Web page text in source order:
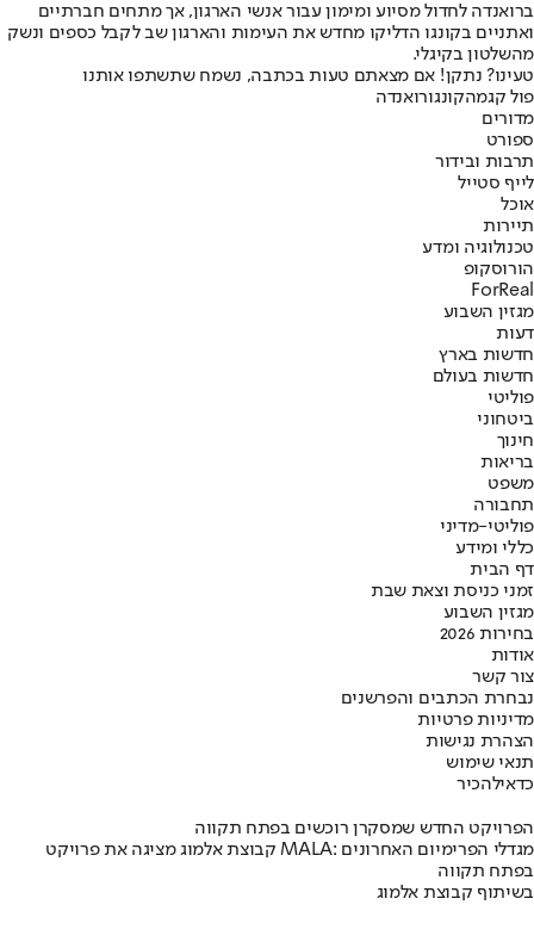
ברואנדה לחדול מסיוע ומימון עבור אנשי הארגון, אך מתחים חברתיים
ואתניים בקונגו הדליקו מחדש את העימות והארגון שב לקבל כספים ונשק
מהשלטון בקיגלי.
טעינו? נתקן! אם מצאתם טעות בכתבה, נשמח שתשתפו אותנו
פול קגמהקונגורואנדה
מדורים
ספורט
תרבות ובידור
לייף סטייל
אוכל
תיירות
טכנולוגיה ומדע
הורוסקופ
ForReal
מגזין השבוע
דעות
חדשות בארץ
חדשות בעולם
פוליטי
ביטחוני
חינוך
בריאות
משפט
תחבורה
פוליטי-מדיני
כללי ומידע
דף הבית
זמני כניסת וצאת שבת
מגזין השבוע
בחירות 2026
אודות
צור קשר
נבחרת הכתבים והפרשנים
מדיניות פרטיות
הצהרת נגישות
תנאי שימוש
כדאילהכיר
הפרויקט החדש שמסקרן רוכשים בפתח תקווה
קבוצת אלמוג מציגה את פרויקט MALA: מגדלי הפרימיום האחרונים
בפתח תקווה
בשיתוף קבוצת אלמוג